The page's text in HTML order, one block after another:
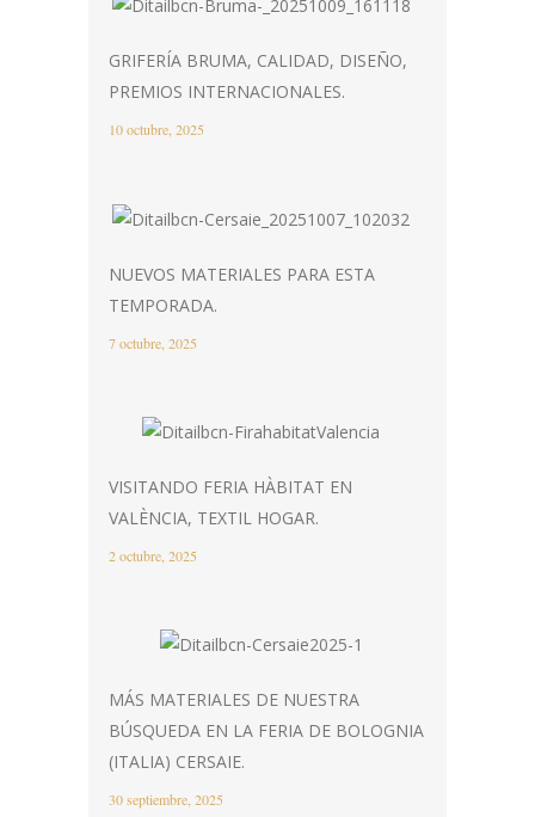
GRIFERÍA BRUMA, CALIDAD, DISEÑO,
PREMIOS INTERNACIONALES.
10 octubre, 2025
NUEVOS MATERIALES PARA ESTA
TEMPORADA.
7 octubre, 2025
VISITANDO FERIA HÀBITAT EN
VALÈNCIA, TEXTIL HOGAR.
2 octubre, 2025
MÁS MATERIALES DE NUESTRA
BÚSQUEDA EN LA FERIA DE BOLOGNIA
(ITALIA) CERSAIE.
30 septiembre, 2025